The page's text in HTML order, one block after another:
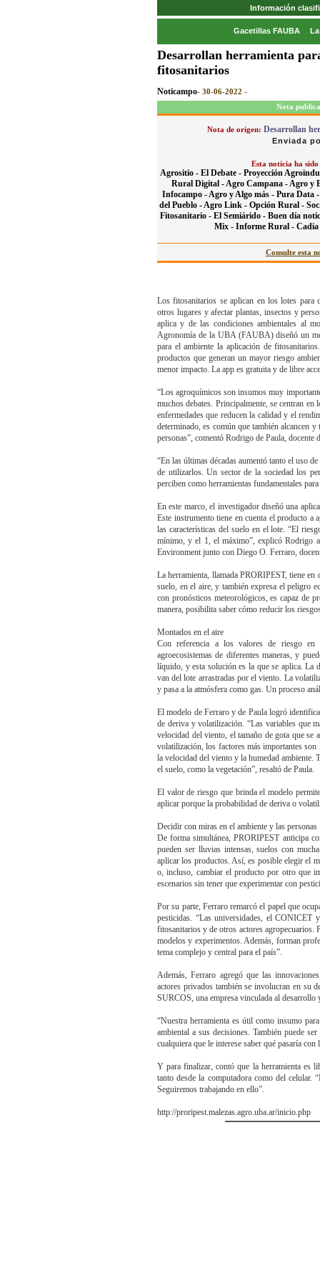
Información
Gacetillas FAUBA
Desarrollan herramienta
fitosanitarios
Noticampo- 30-06-2022 -
Nota
Nota de origen: Desarrollan
Enviada
Esta noticia ha
Agrositio - El Debate - Proyección
Rural Digital -Agro Campana -Agro y
Infocampo -Agro y Algo más - Pura Data
del Pueblo -Agro Link - Opción Rural -
Fitosanitario - El Semiárido - Buen día
Mix - Informe Rural -
Consulte esta
Los fitosanitarios se aplican en los lotes para
otros lugares y afectar plantas, insectos y
aplica y de las condiciones ambientales al
Agronomía de la UBA (FAUBA) diseñó un
para el ambiente la aplicación de
productos que generan un mayor riesgo
menor impacto. La app es gratuita y de libre
“Los agroquímicos son insumos muy
muchos debates. Principalmente, se centran
enfermedades que reducen la calidad y el
determinado, es común que también alcancen
personas”, comentó Rodrigo de Paula,
“En las últimas décadas aumentó tanto el uso
de utilizarlos. Un sector de la sociedad los
perciben como herramientas fundamentales
En este marco, el investigador diseñó una
Este instrumento tiene en cuenta el producto
las características del suelo en el lote. “El
mínimo, y el 1, el máximo”, explicó Rodrigo
Environment junto con Diego O. Ferraro,
La herramienta, llamada PRORIPEST, tiene en
suelo, en el aire, y también expresa el peligro
con pronósticos meteorológicos, es capaz de
manera, posibilita saber cómo reducir los
Montados en el aire
Con referencia a los valores de riesgo
agroecosistemas de diferentes maneras, y
líquido, y esta solución es la que se aplica. La
van del lote arrastradas por el viento. La
y pasa a la atmósfera como gas. Un proceso
El modelo de Ferraro y de Paula logró
de deriva y volatilización. “Las variables que
velocidad del viento, el tamaño de gota que se
volatilización, los factores más importantes
la velocidad del viento y la humedad ambiente.
el suelo, como la vegetación”, resaltó de Paula.
El valor de riesgo que brinda el modelo
aplicar porque la probabilidad de deriva o
Decidir con miras en el ambiente y las personas
De forma simultánea, PRORIPEST anticipa
pueden ser lluvias intensas, suelos con
aplicar los productos. Así, es posible elegir el
o, incluso, cambiar el producto por otro que
escenarios sin tener que experimentar con
Por su parte, Ferraro remarcó el papel que
pesticidas. “Las universidades, el CONICET
fitosanitarios y de otros actores agropecuarios.
modelos y experimentos. Además, forman
tema complejo y central para el país”.
Además, Ferraro agregó que las
actores privados también se involucran en su
SURCOS, una empresa vinculada al
“Nuestra herramienta es útil como insumo
ambiental a sus decisiones. También puede
cualquiera que le interese saber qué pasaría
Y para finalizar, contó que la herramienta es
tanto desde la computadora como del celular.
Seguiremos trabajando en ello”.
http://proripest.malezas.agro.uba.ar/inicio.php